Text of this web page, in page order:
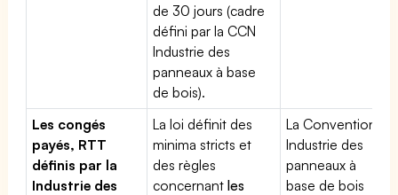
de 30 jours (cadre
défini par la CCN
Industrie des
panneaux à base
de bois).
Les congés
payés, RTT
définis par la
Industrie des
La loi définit des
minima stricts et
des règles
concernantles
La Convention
Industrie des
panneaux à
base de bois